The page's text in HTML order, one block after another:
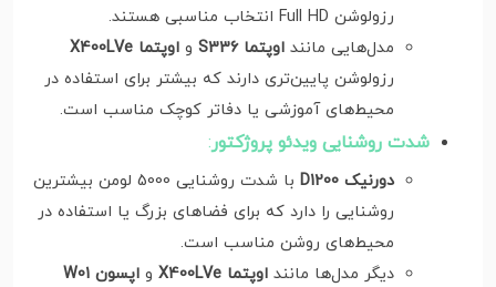
رزولوشن Full HD انتخاب مناسبی هستند.
مدل‌هایی مانند اوپتما S336 و اوپتما X400LVe
رزولوشن پایین‌تری دارند که بیشتر برای استفاده در
محیط‌های آموزشی یا دفاتر کوچک مناسب است.
شدت روشنایی ویدئو پروژکتور:
دورنیک D1200
با شدت روشنایی 5000 لومن بیشترین
روشنایی را دارد که برای فضاهای بزرگ یا استفاده در
محیط‌های روشن مناسب است.
دیگر مدل‌ها مانند اوپتما X400LVe و اپسون W01